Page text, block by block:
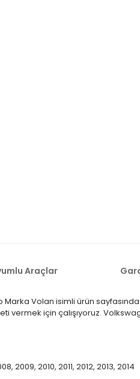
Araçlar
Volan isimli ürün
vermek için çalışıyoruz.
2009, 2010, 2011, 2012, 2013, 2014